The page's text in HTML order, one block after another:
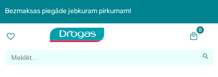
Bezmaksas piegāde jebkuram pirkumam!
0